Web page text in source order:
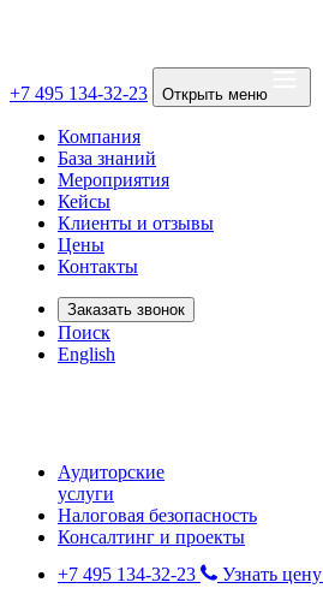
+7 495 134-32-23 Открыть меню
Компания
База знаний
Мероприятия
Кейсы
Клиенты и отзывы
Цены
Контакты
Заказать звонок
Поиск
English
Аудиторские
услуги
Налоговая безопасность
Консалтинг и проекты
+7 495 134-32-23
Узнать цену